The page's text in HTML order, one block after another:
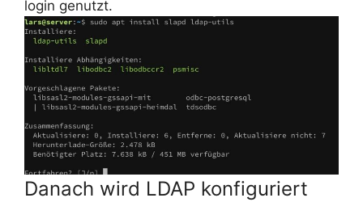
login genutzt.
Danach wird LDAP konfiguriert